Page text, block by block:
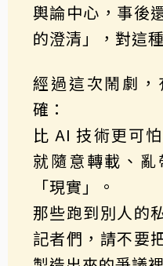
輿論中心，事後
的澄清」，對這
經過這次鬧劇
確：
比 AI 技術更可
就隨意轉載、
「現實」。
那些跑到別人的
記者們，請不要